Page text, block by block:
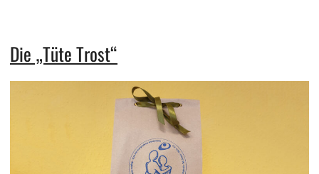
Die „Tüte Trost“